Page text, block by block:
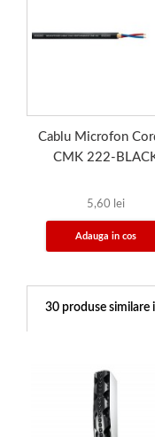
Cablu Microfon
CMK 222-
5,60 lei
Adauga in cos
30 produse similare